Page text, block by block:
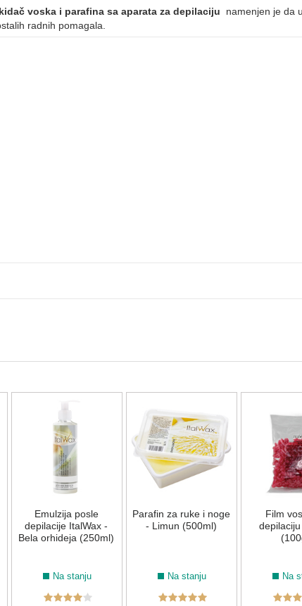
voska i parafina sa aparata za depilaciju
namenjen je da
radnih pomagala.
Emulzija posle
depilacije ItalWax -
Bela orhideja (250ml)
Na stanju
Parafin za ruke i noge
- Limun (500ml)
Na stanju
Film
Na